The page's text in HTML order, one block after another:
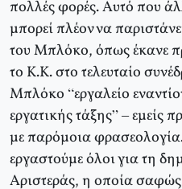
πολλές φορές. Αυτό που
μπορεί πλέον να
του Μπλόκο, όπως έκανε
το Κ.Κ. στο τελευταίο
Μπλόκο “εργαλείο
εργατικής τάξης” – εμείς
με παρόμοια
εργαστούμε όλοι για τη
Αριστεράς, η οποία σαφώς